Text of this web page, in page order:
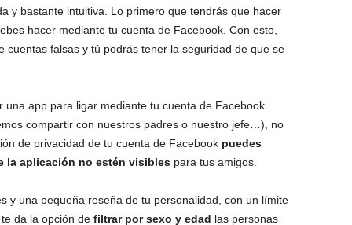
y bastante intuitiva. Lo primero que tendrás que hacer
hacer mediante tu cuenta de Facebook. Con esto,
cuentas falsas y tú podrás tener la seguridad de que se
app para ligar mediante tu cuenta de Facebook
compartir con nuestros padres o nuestro jefe…), no
de privacidad de tu cuenta de Facebook puedes
la aplicación no estén visiblespara tus amigos.
y una pequeña reseña de tu personalidad, con un límite
da la opción de filtrar por sexo y edad las personas